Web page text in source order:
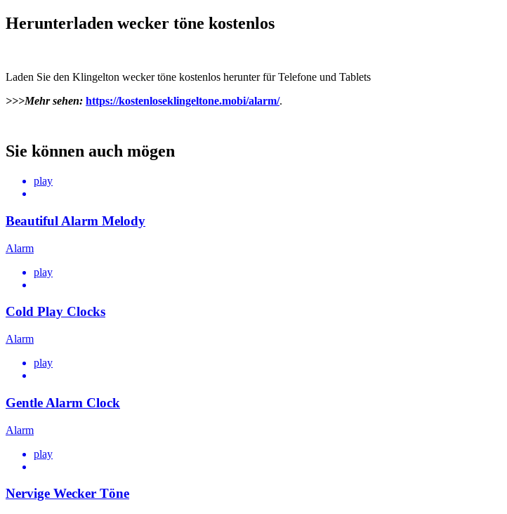
Herunterladen wecker töne kostenlos
Laden Sie den Klingelton wecker töne kostenlos herunter für Telefone und Tablets
>>>Mehr sehen: https://kostenloseklingeltone.mobi/alarm/.
Sie können auch mögen
play
Beautiful Alarm Melody
Alarm
play
Cold Play Clocks
Alarm
play
Gentle Alarm Clock
Alarm
play
Nervige Wecker Töne